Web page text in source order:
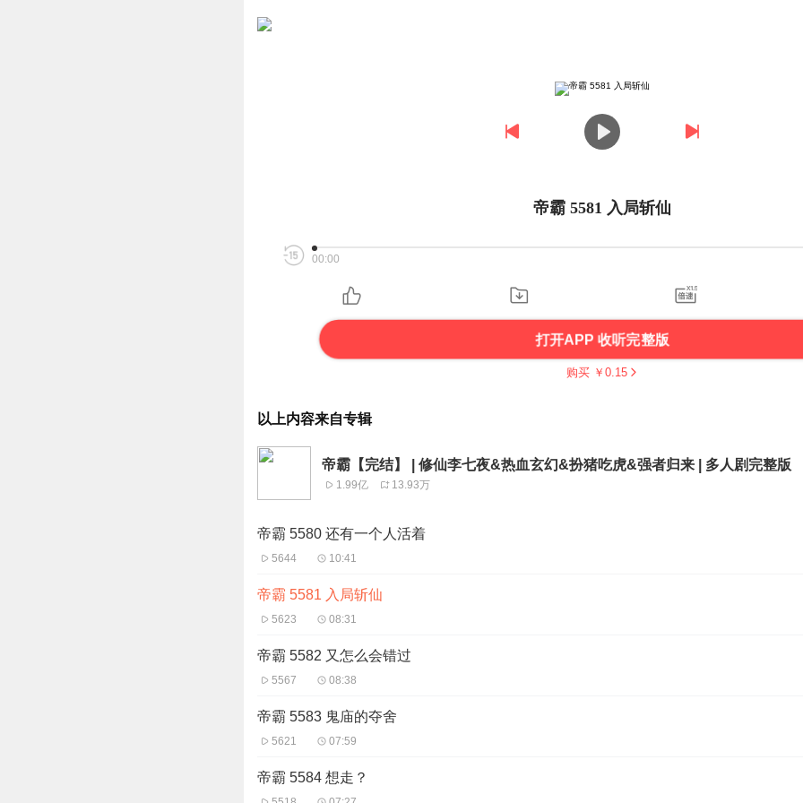
帝霸 5581 入局斩仙
00:00
打开APP 收听完整版
购买 ￥ 0.15
以上内容来自专辑
帝霸【完结】 | 修仙李七夜&热血玄幻&扮猪吃虎&强者归来 | 多人剧完整版
1.99亿 13.93万
帝霸 5580 还有一个人活着
5644 10:41
帝霸 5581 入局斩仙
5623 08:31
帝霸 5582 又怎么会错过
5567 08:38
帝霸 5583 鬼庙的夺舍
5621 07:59
帝霸 5584 想走？